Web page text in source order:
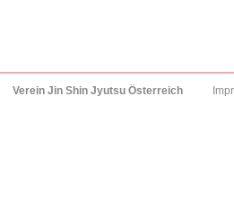
Verein Jin Shin Jyutsu Österreich